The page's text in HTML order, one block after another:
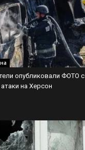
опубликовали ФОТО с
на Херсон